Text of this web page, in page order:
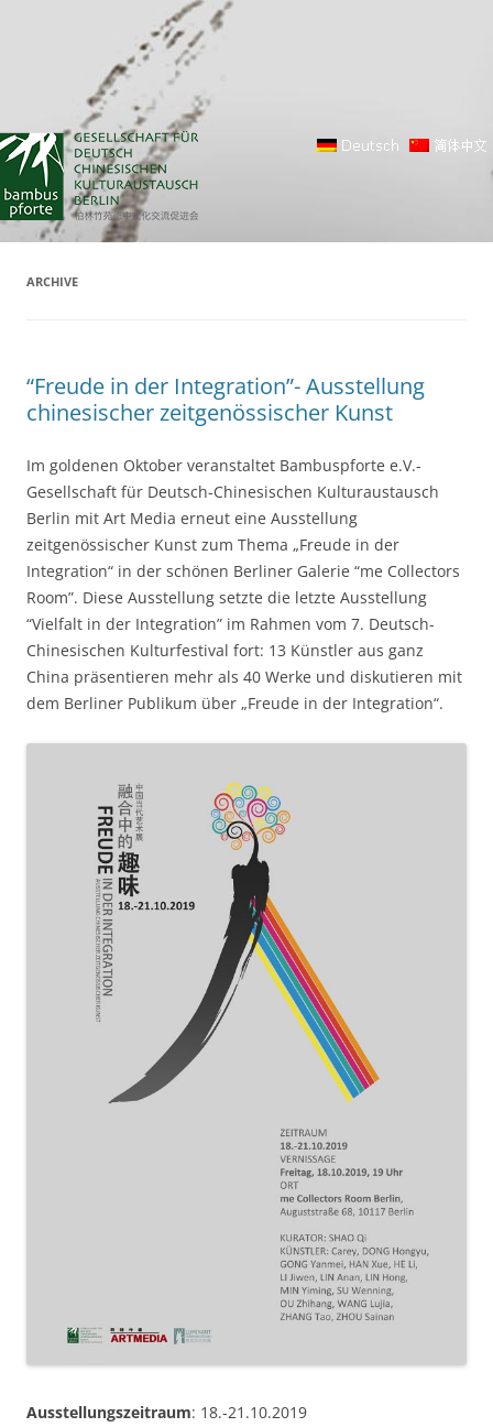
ARCHIVE
“Freude in der Integration”- Ausstellung
chinesischer zeitgenössischer Kunst
Im goldenen Oktober veranstaltet Bambuspforte e.V.-
Gesellschaft für Deutsch-Chinesischen Kulturaustausch
Berlin mit Art Media erneut eine Ausstellung
zeitgenössischer Kunst zum Thema „Freude in der
Integration“ in der schönen Berliner Galerie “me Collectors
Room”. Diese Ausstellung setzte die letzte Ausstellung
“Vielfalt in der Integration” im Rahmen vom 7. Deutsch-
Chinesischen Kulturfestival fort: 13 Künstler aus ganz
China präsentieren mehr als 40 Werke und diskutieren mit
dem Berliner Publikum über „Freude in der Integration“.
Ausstellungszeitraum: 18.-21.10.2019